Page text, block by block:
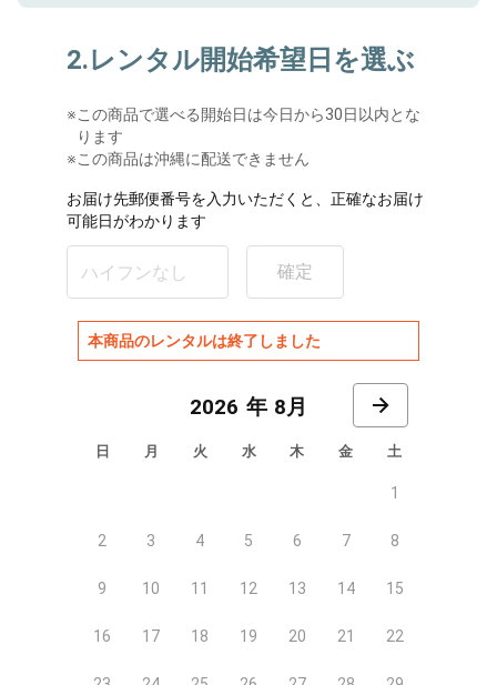
2.レンタル開始希望日を選ぶ
※この商品で選べる開始日は今日から30日以内とな
ります
※この商品は沖縄に配送できません
お届け先郵便番号を入力いただくと、正確なお届け
可能日がわかります
確定
本商品のレンタルは終了しました
8月
日 月 火 水 木 金 土
1
2 3 4 5 6 7 8
9 10 11 12 13 14 15
16 17 18 19 20 21 22